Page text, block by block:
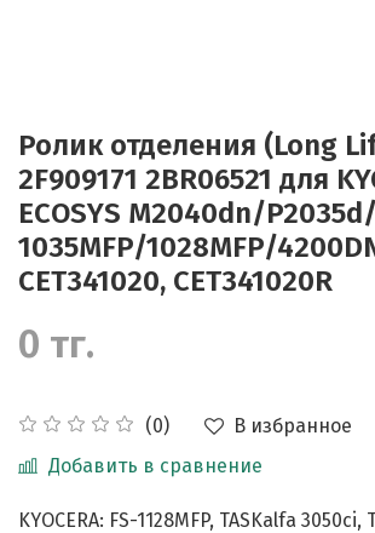
Ролик отделения (Long
2F909171 2BR06521 для
ECOSYS M2040dn/
1035MFP/1028MFP/
CET341020, CET341020R
(0)
В избранное
Добавить в сравнение
0 тг.
KYOCERA: FS-1128MFP, TASKalfa 3050ci,